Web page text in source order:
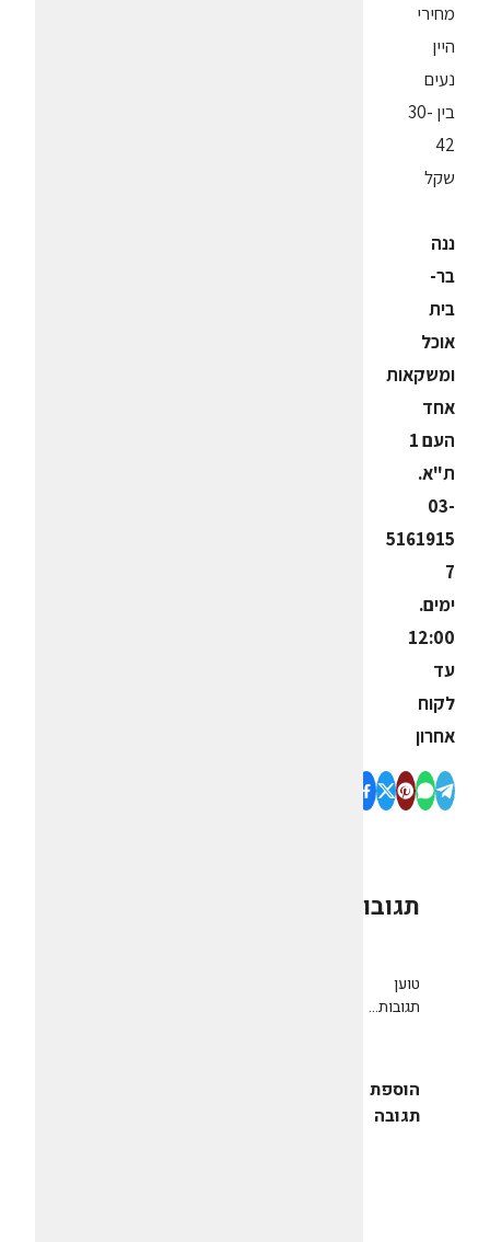
מחירי
היין
נעים
בין 30-
42
שקל
ננה
בר-
בית
אוכל
ומשקאות
אחד
העם 1
ת"א.
03-
5161915
7
ימים.
12:00
עד
לקוח
אחרון
תגובות
טוען
תגובות...
הוספת
תגובה